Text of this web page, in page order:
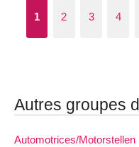
1 2 3 4
Autres groupes
Automotrices/Motorstellen